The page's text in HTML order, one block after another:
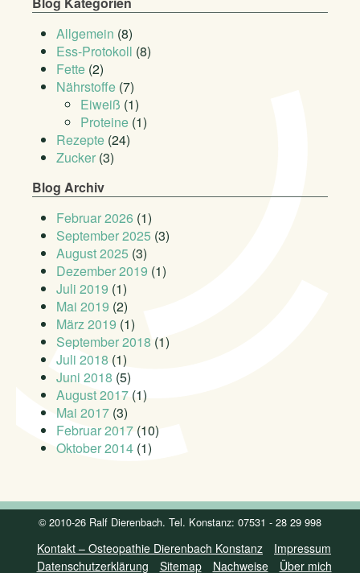
Allgemein (8)
Ess-Protokoll (8)
Fette (2)
Nährstoffe (7)
Eiweiß (1)
Proteine (1)
Rezepte (24)
Zucker (3)
Blog Archiv
Februar 2026 (1)
September 2025 (3)
August 2025 (3)
Dezember 2019 (1)
Juli 2019 (1)
Mai 2019 (2)
März 2019 (1)
September 2018 (1)
Juli 2018 (1)
Juni 2018 (5)
August 2017 (1)
Mai 2017 (3)
Februar 2017 (10)
Oktober 2014 (1)
© 2010-26 Ralf Dierenbach. Tel. Konstanz: 07531 - 28 29 998
Kontakt – Osteopathie Dierenbach Konstanz
Impressum
Datenschutzerklärung
Sitemap Nachweise Über mich